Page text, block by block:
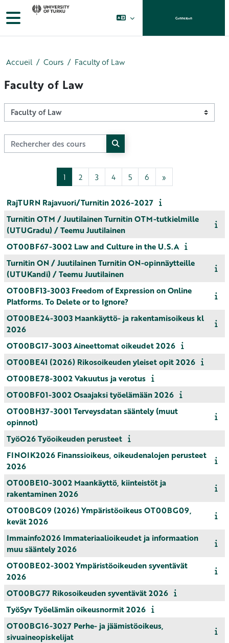
Passer au contenu principal
Panneau latéral Connexion
Accueil Cours Faculty of Law
Faculty of Law
Catégories de cours
Rechercher des cours
Rechercher des cours
1 Page 1
2Page 2
3Page 3
4Page 4
5Page 5
6Page 6
»Page suivante
RajTURN Rajavuori/Turnitin 2026-2027
Turnitin OTM / Juutilainen Turnitin OTM-tutkielmille
(UTUGradu) / Teemu Juutilainen
OT00BF67-3002 Law and Culture in the U.S.A
Turnitin ON / Juutilainen Turnitin ON-opinnäytteille
(UTUKandi) / Teemu Juutilainen
OT00BF13-3003 Freedom of Expression on Online
Platforms. To Delete or to Ignore?
OT00BE24-3003 Maankäyttö- ja rakentamisoikeus kl
2026
OT00BG17-3003 Aineettomat oikeudet 2026
OT00BE41 (2026) Rikosoikeuden yleiset opit 2026
OT00BE78-3002 Vakuutus ja verotus
OT00BF01-3002 Osaajaksi työelämään 2026
OT00BH37-3001 Terveysdatan sääntely (muut
opinnot)
TyöO26 Työoikeuden perusteet
FINOIK2026 Finanssioikeus, oikeudenalojen perusteet
2026
OT00BE10-3002 Maankäyttö, kiinteistöt ja
rakentaminen 2026
OT00BG09 (2026) Ympäristöoikeus OT00BG09,
kevät 2026
Immainfo2026 Immateriaalioikeudet ja informaation
muu sääntely 2026
OT00BE02-3002 Ympäristöoikeuden syventävät
2026
OT00BG77 Rikosoikeuden syventävät 2026
TyöSyv Työelämän oikeusnormit 2026
OT00BG16-3027 Perhe- ja jäämistöoikeus,
sivuaineopiskelijat